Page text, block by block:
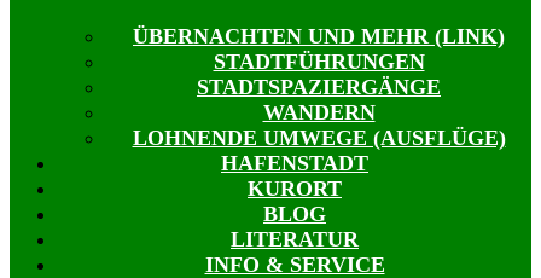
ÜBERNACHTEN UND MEHR (LINK)
STADTFÜHRUNGEN
STADTSPAZIERGÄNGE
WANDERN
LOHNENDE UMWEGE (AUSFLÜGE)
HAFENSTADT
KURORT
BLOG
LITERATUR
INFO & SERVICE